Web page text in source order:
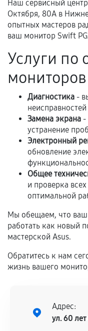
Естественный
Обращение
Программные
отдельных
Если
Гарантия на
сохраняться
соблюдены
техническим
дефектов.
Установка
При этом
остается на
Наш сервисный
Октября, 80А в
опытных мастеров
ваш монитор Swift
Услуги по
Диагностика -
Замена экрана -
устранение
Электронный
обновление
Общее
и проверка
оптимальной
Мы обещаем, что ваш
работать как новый
мастерской Asus.
Обратитесь к нам
жизнь вашего
Адрес:
ул. 60